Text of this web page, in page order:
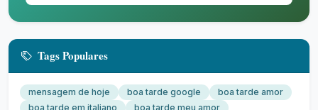
Tags Populares
mensagem de hoje boa tarde google
boa tarde amor
boa tarde em italiano
boa tarde meu amor